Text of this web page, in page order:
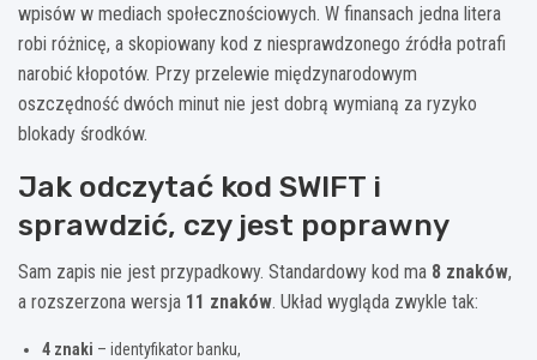
wpisów w mediach społecznościowych. W finansach jedna litera
robi różnicę, a skopiowany kod z niesprawdzonego źródła potrafi
narobić kłopotów. Przy przelewie międzynarodowym
oszczędność dwóch minut nie jest dobrą wymianą za ryzyko
blokady środków.
Jak odczytać kod SWIFT i
sprawdzić, czy jest poprawny
Sam zapis nie jest przypadkowy. Standardowy kod ma 8 znaków,
a rozszerzona wersja 11 znaków. Układ wygląda zwykle tak:
4 znaki – identyfikator banku,